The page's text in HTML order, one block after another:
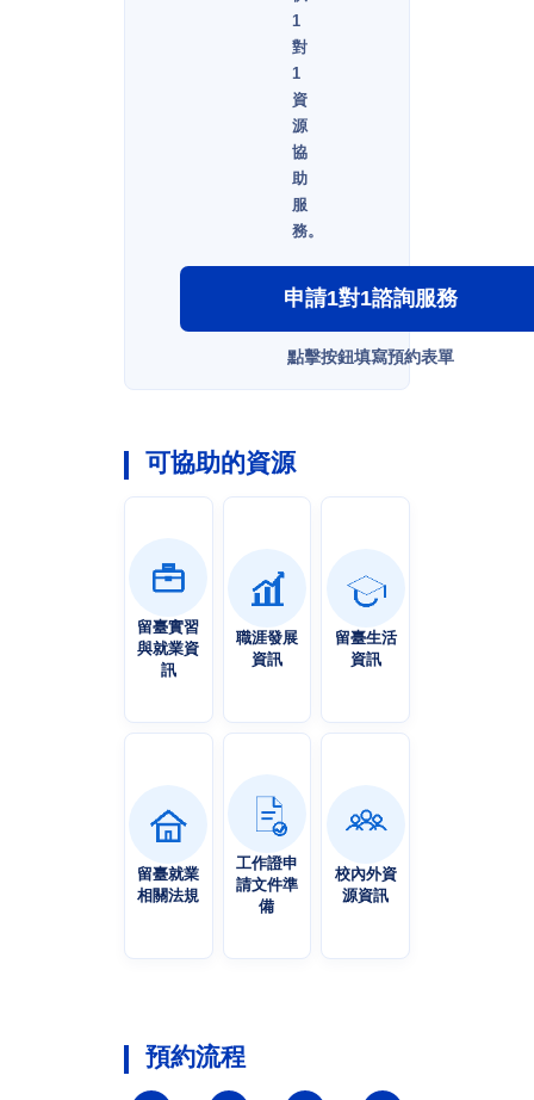
1
對
1
資
源
協
助
服
務。
申請1對1諮詢服務
點擊按鈕填寫預約表單
可協助的資源
留臺實習
與就業資
訊
職涯發展
資訊
留臺生活
資訊
留臺就業
相關法規
工作證申
請文件準
備
校內外資
源資訊
預約流程